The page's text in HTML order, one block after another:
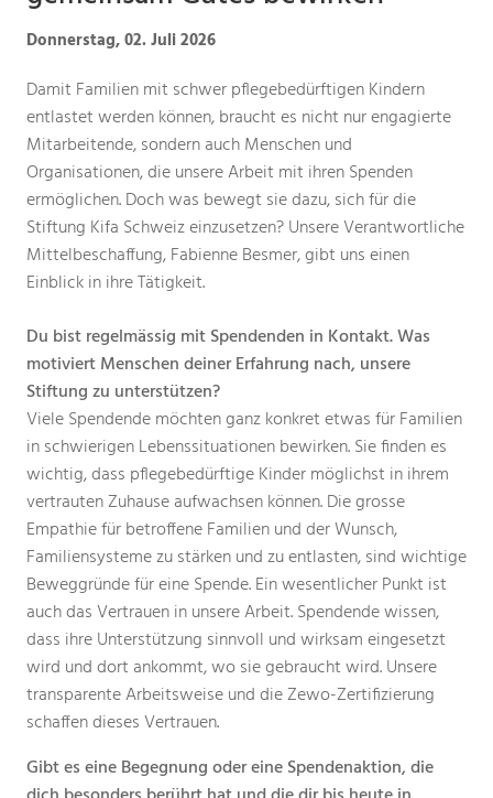
Donnerstag, 02. Juli 2026
Damit Familien mit schwer pflegebedürftigen Kindern
entlastet werden können, braucht es nicht nur engagierte
Mitarbeitende, sondern auch Menschen und
Organisationen, die unsere Arbeit mit ihren Spenden
ermöglichen. Doch was bewegt sie dazu, sich für die
Stiftung Kifa Schweiz einzusetzen? Unsere Verantwortliche
Mittelbeschaffung, Fabienne Besmer, gibt uns einen
Einblick in ihre Tätigkeit.
Du bist regelmässig mit Spendenden in Kontakt. Was
motiviert Menschen deiner Erfahrung nach, unsere
Stiftung zu unterstützen?
Viele Spendende möchten ganz konkret etwas für Familien
in schwierigen Lebenssituationen bewirken. Sie finden es
wichtig, dass pflegebedürftige Kinder möglichst in ihrem
vertrauten Zuhause aufwachsen können. Die grosse
Empathie für betroffene Familien und der Wunsch,
Familiensysteme zu stärken und zu entlasten, sind wichtige
Beweggründe für eine Spende. Ein wesentlicher Punkt ist
auch das Vertrauen in unsere Arbeit. Spendende wissen,
dass ihre Unterstützung sinnvoll und wirksam eingesetzt
wird und dort ankommt, wo sie gebraucht wird. Unsere
transparente Arbeitsweise und die Zewo-Zertifizierung
schaffen dieses Vertrauen.
Gibt es eine Begegnung oder eine Spendenaktion, die